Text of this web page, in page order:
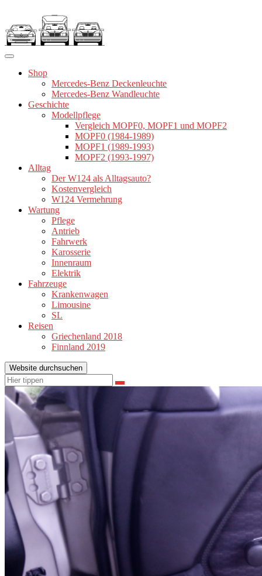
springen
Shop
Mercedes-Benz Deckenleuchte
Mercedes-Benz Wandleuchte
Geschichte
Modellpflege
Vergleich MOPF0, MOPF1 und MOPF2
MOPF0 (1984-1989)
MOPF1 (1989-1993)
MOPF2 (1993-1997)
Alltag
Der W124 als Alltagsauto?
Kostenvergleich
W124 Vermehrung
Wartung
Pflege
Antrieb
Fahrwerk
Karosserie
Innenraum
Elektrik
Fahrzeuge
Krankenwagen
Limousine
SL
Reisen
Griechenland 2018
Finnland 2019
Website durchsuchen
Suchen
nach:
Suchen